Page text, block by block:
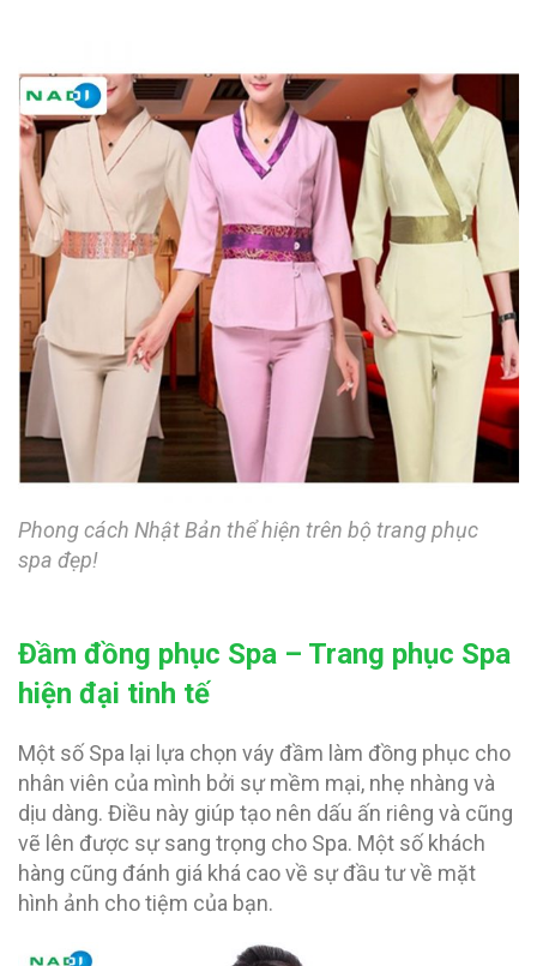
Phong cách Nhật Bản thể hiện trên bộ trang phục
spa đẹp!
Đầm đồng phục Spa – Trang phục Spa
hiện đại tinh tế
Một số Spa lại lựa chọn váy đầm làm đồng phục cho
nhân viên của mình bởi sự mềm mại, nhẹ nhàng và
dịu dàng. Điều này giúp tạo nên dấu ấn riêng và cũng
vẽ lên được sự sang trọng cho Spa. Một số khách
hàng cũng đánh giá khá cao về sự đầu tư về mặt
hình ảnh cho tiệm của bạn.